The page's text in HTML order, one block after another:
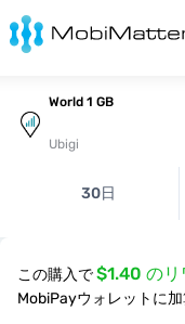
World 1 GB
Ubigi
30日
この購入で$1.40 のリ
MobiPayウォレットに